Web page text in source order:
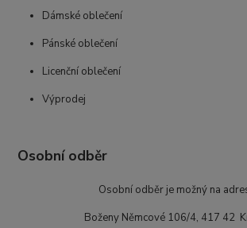
Dámské oblečení
Pánské oblečení
Licenční oblečení
Výprodej
Osobní odběr
Osobní odběr je možný na
Boženy Němcové 106/4, 417 42